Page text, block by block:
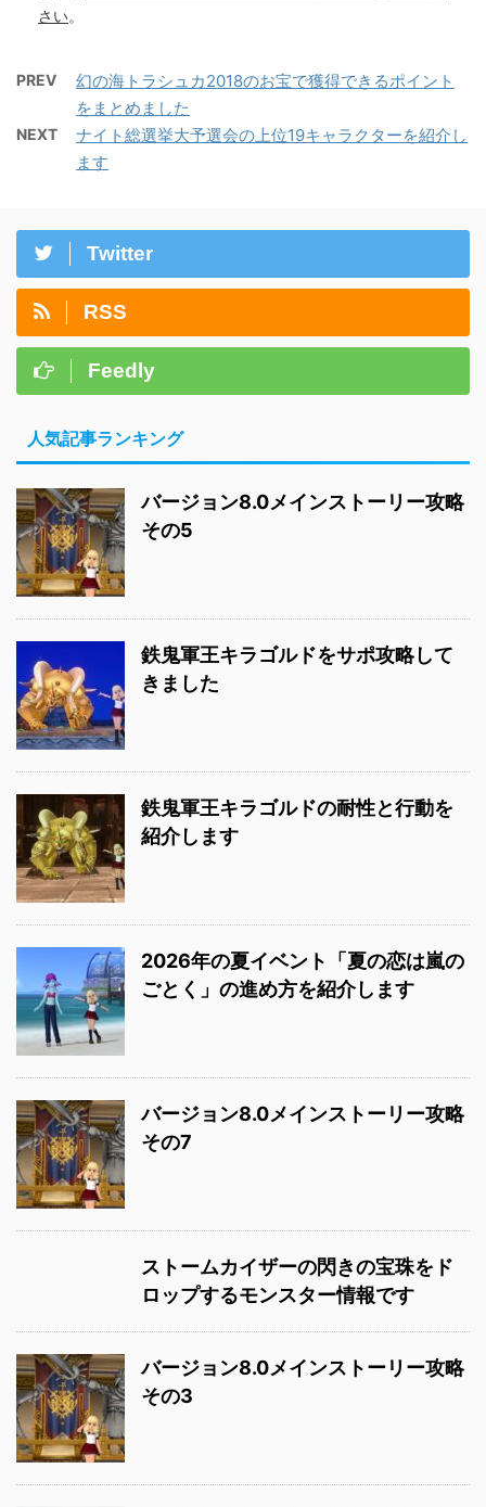
さい。
PREV
幻の海トラシュカ2018のお宝で獲得できるポイント
をまとめました
NEXT
ナイト総選挙大予選会の上位19キャラクターを紹介し
ます
Twitter
RSS
Feedly
人気記事ランキング
バージョン8.0メインストーリー攻略
その5
鉄鬼軍王キラゴルドをサポ攻略して
きました
鉄鬼軍王キラゴルドの耐性と行動を
紹介します
2026年の夏イベント「夏の恋は嵐の
ごとく」の進め方を紹介します
バージョン8.0メインストーリー攻略
その7
ストームカイザーの閃きの宝珠をド
ロップするモンスター情報です
バージョン8.0メインストーリー攻略
その3